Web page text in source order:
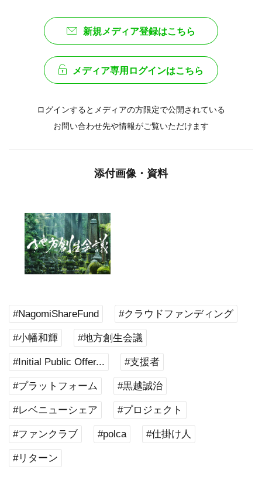
新規メディア登録はこちら
メディア専用ログインはこちら
ログインするとメディアの方限定で公開されている
お問い合わせ先や情報がご覧いただけます
添付画像・資料
#NagomiShareFund #クラウドファンディング
#小幡和輝 #地方創生会議
#Initial Public Offer... #支援者
#プラットフォーム #黒越誠治
#レベニューシェア #プロジェクト
#ファンクラブ #polca #仕掛け人
#リターン